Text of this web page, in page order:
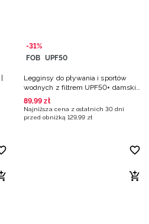
-31%
FOB UPF50
Legginsy do pływania i sportów
wodnych z filtrem UPF50+ damskie
- czarne
89,99 zł
Najniższa cena z ostatnich 30 dni
przed obniżką 129,99 zł